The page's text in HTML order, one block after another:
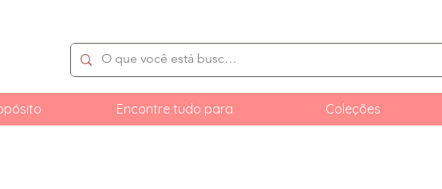
Encontre tudo para Coleções